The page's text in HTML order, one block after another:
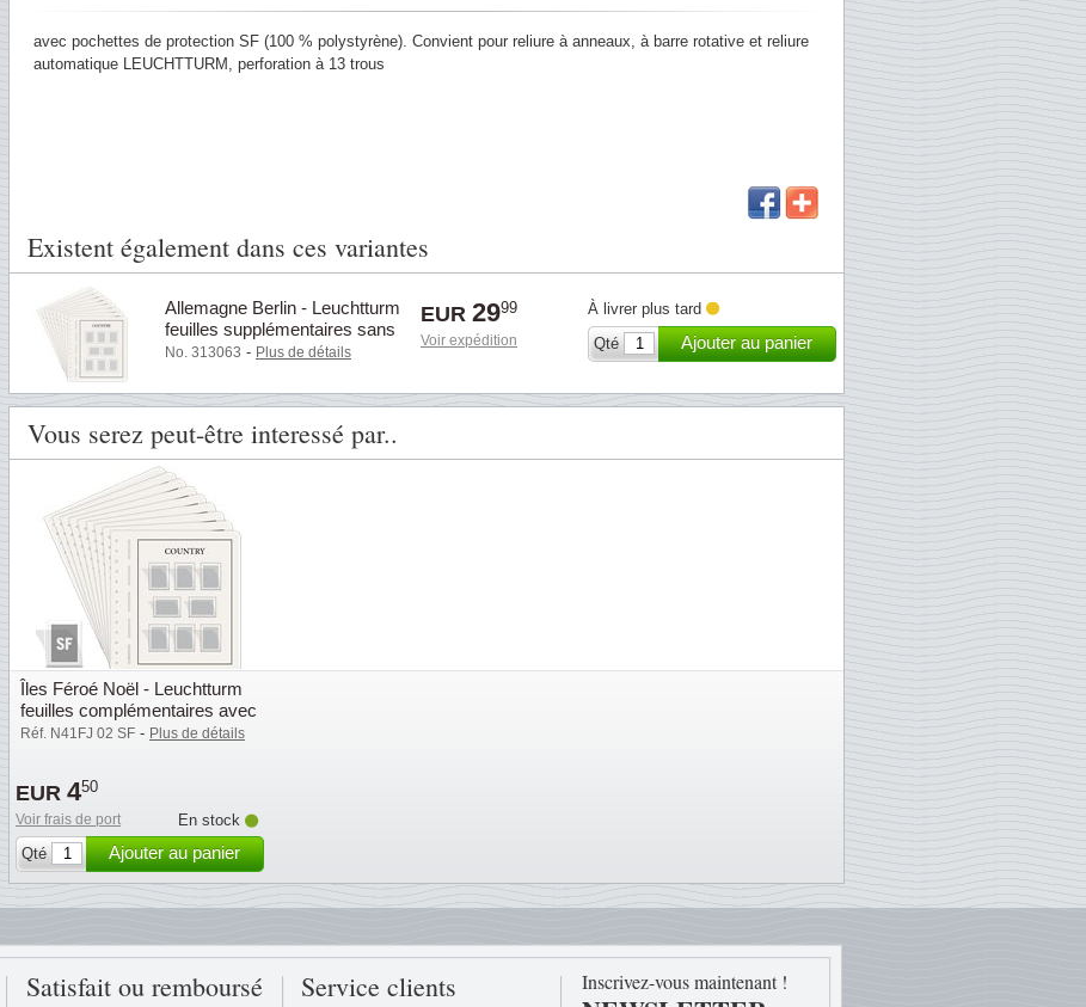
avec pochettes de protection SF (100 % polystyrène). Convient pour reliure à anneaux, à barre rotative et reliure
automatique LEUCHTTURM, perforation à 13 trous
Existent également dans ces variantes
Allemagne Berlin - Leuchtturm
feuilles supplémentaires sans
pochettes - 1960-1969
No. 313063 - Plus de détails
EUR 2999
Voir expédition
À livrer plus tard
Qté
Ajouter au panier
Vous serez peut-être interessé par..
Îles Féroé Noël - Leuchtturm
feuilles complémentaires avec
pochettes (SF) - 2002
Réf. N41FJ 02 SF - Plus de détails
EUR 450
Voir frais de port
En stock
Qté
Ajouter au panier
Satisfait ou remboursé
Service clients
Inscrivez-vous maintenant !